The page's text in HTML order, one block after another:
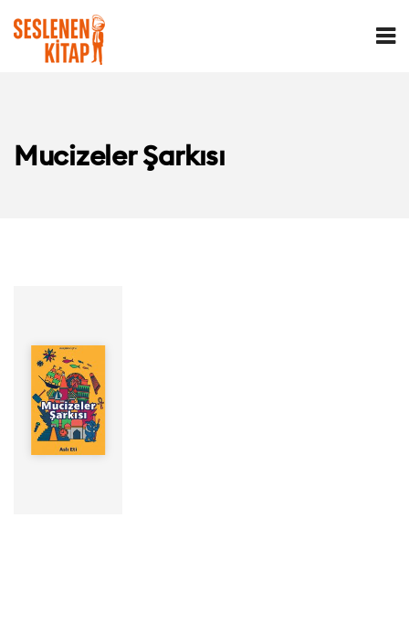
Mucizeler Şarkısı
Yazar:
Seslendiren:
Yayınevi:
Storytel